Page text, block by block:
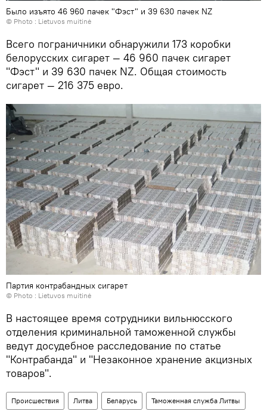
Было изъято 46 960 пачек "Фэст" и 39 630 пачек NZ
© Photo : Lietuvos muitinė
Всего пограничники обнаружили 173 коробки
белорусских сигарет — 46 960 пачек сигарет
"Фэст" и 39 630 пачек NZ. Общая стоимость
сигарет — 216 375 евро.
Партия контрабандных сигарет
© Photo : Lietuvos muitinė
В настоящее время сотрудники вильнюсского
отделения криминальной таможенной службы
ведут досудебное расследование по статье
"Контрабанда" и "Незаконное хранение акцизных
товаров".
Происшествия Литва Беларусь Таможенная служба Литвы